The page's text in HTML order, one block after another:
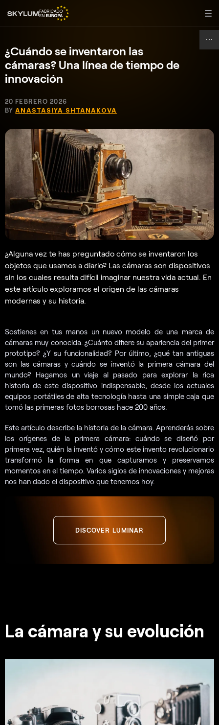
¿Cuándo se inventaron las
cámaras? Una línea de tiempo de
innovación
20 FEBRERO 2026
BYANASTASIYA SHTANAKOVA
¿Alguna vez te has preguntado cómo se inventaron los
objetos que usamos a diario? Las cámaras son dispositivos
sin los cuales resulta difícil imaginar nuestra vida actual. En
este artículo exploramos el origen de las cámaras
modernas y su historia.
Sostienes en tus manos un nuevo modelo de una marca de
cámaras muy conocida. ¿Cuánto difiere su apariencia del primer
prototipo? ¿Y su funcionalidad? Por último, ¿qué tan antiguas
son las cámaras y cuándo se inventó la primera cámara del
mundo? Hagamos un viaje al pasado para explorar la rica
historia de este dispositivo indispensable, desde los actuales
equipos portátiles de alta tecnología hasta una simple caja que
tomó las primeras fotos borrosas hace 200 años.
Este artículo describe la historia de la cámara. Aprenderás sobre
los orígenes de la primera cámara: cuándo se diseñó por
primera vez, quién la inventó y cómo este invento revolucionario
transformó la forma en que capturamos y preservamos
momentos en el tiempo. Varios siglos de innovaciones y mejoras
nos han dado el dispositivo que tenemos hoy.
DISCOVER LUMINAR
La cámara y su evolución